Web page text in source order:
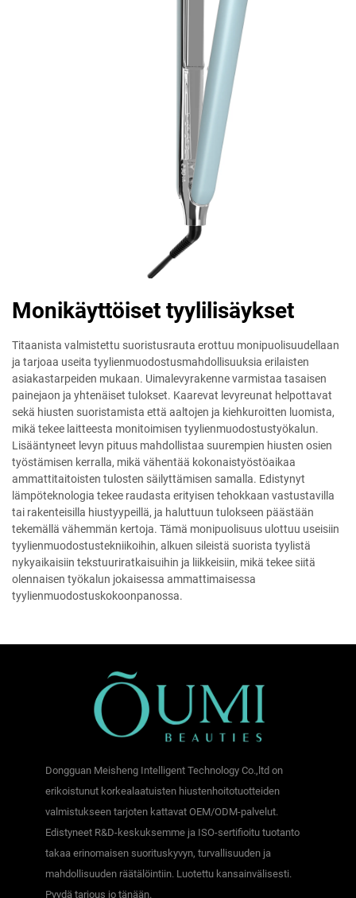
Monikäyttöiset tyylilisäykset
Titaanista valmistettu suoristusrauta erottuu monipuolisuudellaan
ja tarjoaa useita tyylienmuodostusmahdollisuuksia erilaisten
asiakastarpeiden mukaan. Uimalevyrakenne varmistaa tasaisen
painejaon ja yhtenäiset tulokset. Kaarevat levyreunat helpottavat
sekä hiusten suoristamista että aaltojen ja kiehkuroitten luomista,
mikä tekee laitteesta monitoimisen tyylienmuodostustyökalun.
Lisääntyneet levyn pituus mahdollistaa suurempien hiusten osien
työstämisen kerralla, mikä vähentää kokonaistyöstöaikaa
ammattitaitoisten tulosten säilyttämisen samalla. Edistynyt
lämpöteknologia tekee raudasta erityisen tehokkaan vastustavilla
tai rakenteisilla hiustyypeillä, ja haluttuun tulokseen päästään
tekemällä vähemmän kertoja. Tämä monipuolisuus ulottuu useisiin
tyylienmuodostustekniikoihin, alkuen sileistä suorista tyylistä
nykyaikaisiin tekstuuriratkaisuihin ja liikkeisiin, mikä tekee siitä
olennaisen työkalun jokaisessa ammattimaisessa
tyylienmuodostuskokoonpanossa.
Dongguan Meisheng Intelligent Technology Co.,ltd on
erikoistunut korkealaatuisten hiustenhoitotuotteiden
valmistukseen tarjoten kattavat OEM/ODM-palvelut.
Edistyneet R&D-keskuksemme ja ISO-sertifioitu tuotanto
takaa erinomaisen suorituskyvyn, turvallisuuden ja
mahdollisuuden räätälöintiin. Luotettu kansainvälisesti.
Pyydä tarjous jo tänään.